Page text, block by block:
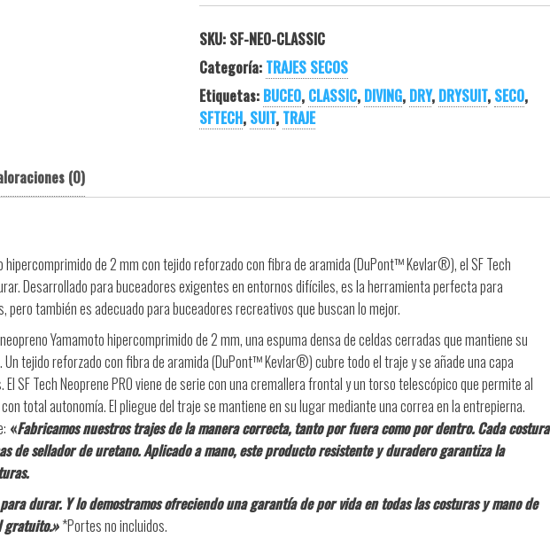
SKU: SF-NEO-CLASSIC
Categoría: TRAJES SECOS
Etiquetas: BUCEO, CLASSIC, DIVING, DRY, DRYSUIT, SECO,
SFTECH, SUIT, TRAJE
(0)
de 2 mm con tejido reforzado con fibra de aramida (DuPont™ Kevlar®), el SF Tech
Desarrollado para buceadores exigentes en entornos difíciles, es la herramienta perfecta para
también es adecuado para buceadores recreativos que buscan lo mejor.
Yamamoto hipercomprimido de 2 mm, una espuma densa de celdas cerradas que mantiene su
tejido reforzado con fibra de aramida (DuPont™ Kevlar®) cubre todo el traje y se añade una capa
SF Tech Neoprene PRO viene de serie con una cremallera frontal y un torso telescópico que permite al
total autonomía. El pliegue del traje se mantiene en su lugar mediante una correa en la entrepierna.
«Fabricamos nuestros trajes de la manera correcta, tanto por fuera como por dentro. Cada costura
de sellador de uretano. Aplicado a mano, este producto resistente y duradero garantiza la
durar. Y lo demostramos ofreciendo una garantía de por vida en todas las costuras y mano de
gratuito.»*Portes no incluidos.